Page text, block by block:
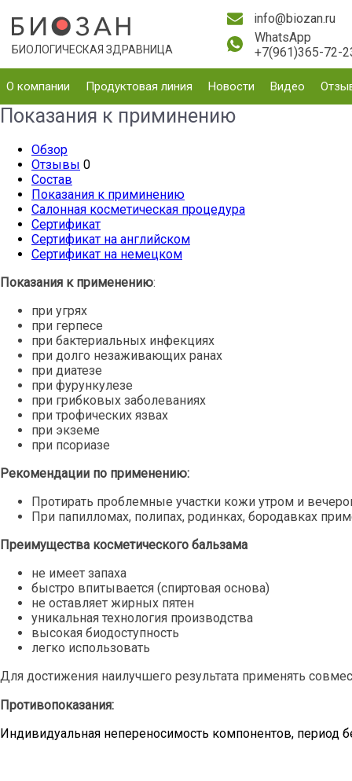
БИОЛОГИЧЕСКАЯ ЗДРАВНИЦА
info@biozan.ru
WhatsApp
+7(961)365-72-
О компании Продуктовая линия Новости Видео
Показания к приминению
Обзор
Отзывы 0
Состав
Показания к приминению
Салонная косметическая процедура
Сертификат
Сертификат на английском
Сертификат на немецком
Показания к применению:
при угрях
при герпесе
при бактериальных инфекциях
при долго незаживающих ранах
при диатезе
при фурункулезе
при грибковых заболеваниях
при трофических язвах
при экземе
при псориазе
Рекомендации по применению:
Протирать проблемные участки кожи утром и
При папилломах, полипах, родинках, бородавках
Преимущества косметического бальзама
не имеет запаха
быстро впитывается (спиртовая основа)
не оставляет жирных пятен
уникальная технология производства
высокая биодоступность
легко использовать
Для достижения наилучшего результата применять
Противопоказания:
Индивидуальная непереносимость компонентов, период